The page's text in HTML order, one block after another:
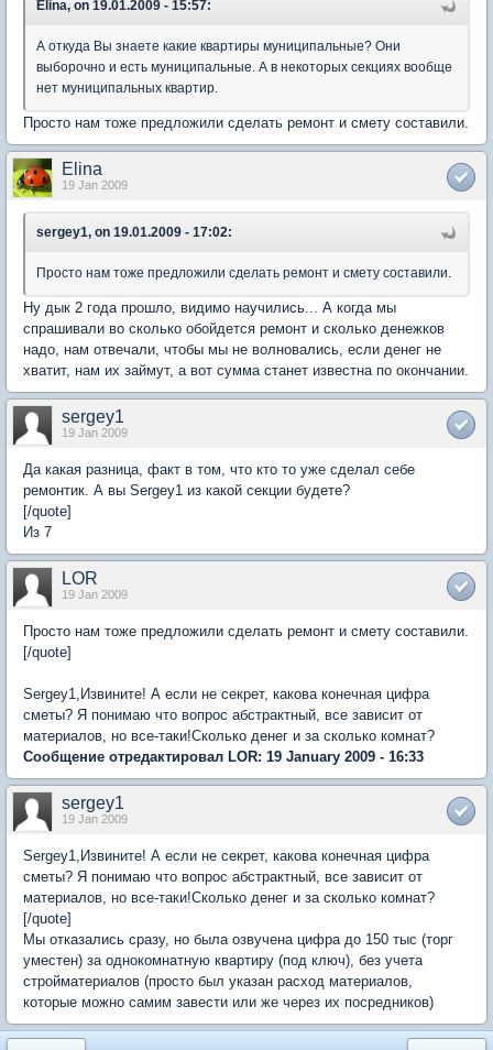
Elina, on 19.01.2009 - 15:57:
А откуда Вы знаете какие квартиры муниципальные? Они
выборочно и есть муниципальные. А в некоторых секциях вообще
нет муниципальных квартир.
Просто нам тоже предложили сделать ремонт и смету составили.
Elina
19 Jan 2009
sergey1, on 19.01.2009 - 17:02:
Просто нам тоже предложили сделать ремонт и смету составили.
Ну дык 2 года прошло, видимо научились... А когда мы
спрашивали во сколько обойдется ремонт и сколько денежков
надо, нам отвечали, чтобы мы не волновались, если денег не
хватит, нам их займут, а вот сумма станет известна по окончании.
sergey1
19 Jan 2009
Да какая разница, факт в том, что кто то уже сделал себе
ремонтик. А вы Sergey1 из какой секции будете?
[/quote]
Из 7
LOR
19 Jan 2009
Просто нам тоже предложили сделать ремонт и смету составили.
[/quote]
Sergey1,Извините! А если не секрет, какова конечная цифра
сметы? Я понимаю что вопрос абстрактный, все зависит от
материалов, но все-таки!Сколько денег и за сколько комнат?
Сообщение отредактировал LOR: 19 January 2009 - 16:33
sergey1
19 Jan 2009
Sergey1,Извините! А если не секрет, какова конечная цифра
сметы? Я понимаю что вопрос абстрактный, все зависит от
материалов, но все-таки!Сколько денег и за сколько комнат?
[/quote]
Мы отказались сразу, но была озвучена цифра до 150 тыс (торг
уместен) за однокомнатную квартиру (под ключ), без учета
стройматериалов (просто был указан расход материалов,
которые можно самим завести или же через их посредников)